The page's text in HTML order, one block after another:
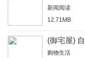
新闻阅读
12.71MB
购物生活